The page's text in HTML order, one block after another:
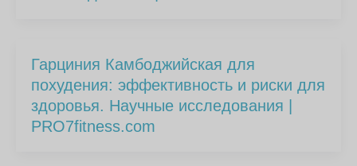
Гарциния Камбоджийская для
похудения: эффективность и риски для
здоровья. Научные исследования |
PRO7fitness.com